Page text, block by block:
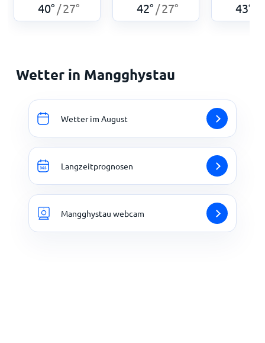
40° /27° 42° /27° 43°
Wetter in Mangghystau
Wetter im August
Langzeitprognosen
Mangghystau webcam